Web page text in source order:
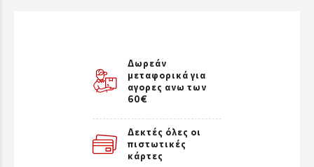
Δωρεάν
μεταφορικά για
αγορες ανω των
60€
Δεκτές όλες οι
πιστωτικές
κάρτες